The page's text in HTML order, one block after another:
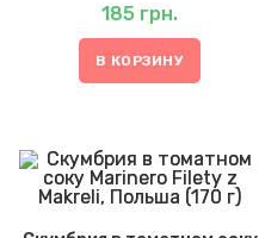
185 грн.
В КОРЗИНУ